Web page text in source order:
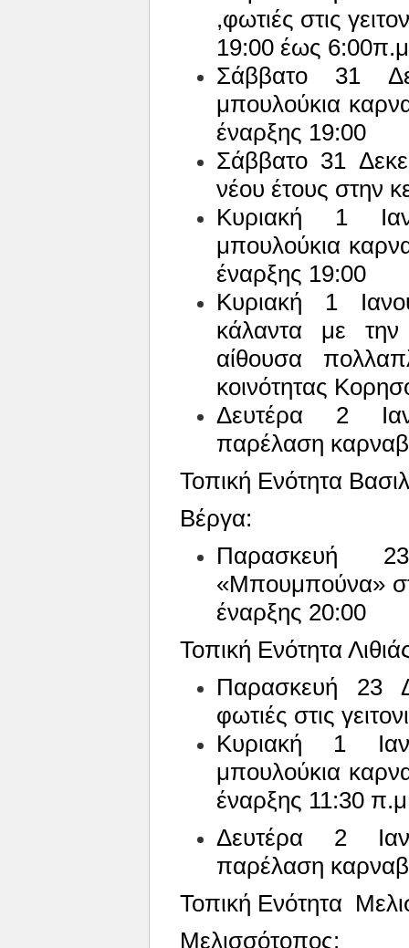
,φωτιές στις
19:00 έως
Σάββατο 31
μπουλούκια
έναρξης 19:00
Σάββατο 31
νέου έτους στην
Κυριακή 1
μπουλούκια
έναρξης 19:00
Κυριακή 1
κάλαντα με
αίθουσα
κοινότητας
Δευτέρα 2
παρέλαση
Τοπική Ενότητα
Βέργα:
Παρασκευή
«Μπουμπούνα»
έναρξης 20:00
Τοπική Ενότητα
Παρασκευή 23
φωτιές στις
Κυριακή 1
μπουλούκια
έναρξης 11:30
Δευτέρα 2
παρέλαση
Τοπική Ενότητα
Μελισσότοπος: